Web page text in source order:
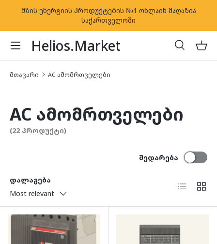
კონტენტზე გადასვლა
მზის ენერგიის პროდუქტების №1 ონლაინ მაღაზია
საქართველოში
Helios.Market
ძებნა
ძებნა
მთავარი AC ამომრთველები
AC ამომრთველები
(22 პროდუქტი)
დალაგება
Most relevant
შედარება
სია ბადე